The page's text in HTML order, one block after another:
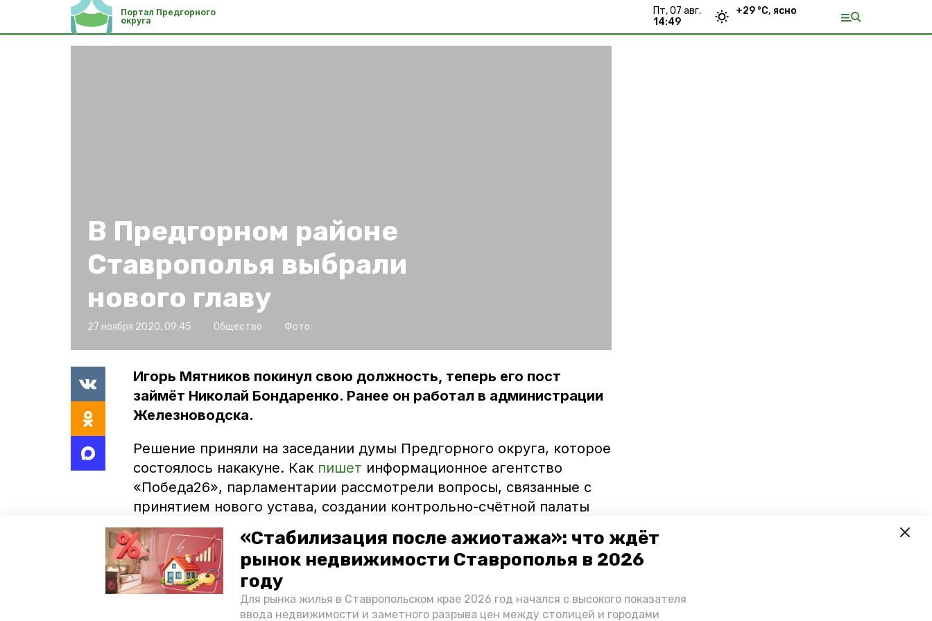
«Стабилизация после ажиотажа»: что ждёт
рынок недвижимости Ставрополья в 2026
году
Для рынка жилья в Ставропольском крае 2026 год начался с высокого показателя
ввода недвижимости и заметного разрыва цен между столицей и городами
Портал Предгорного
округа
пт, 07 авг.
14:49
+29 °С, ясно
В Предгорном районе
Ставрополья выбрали
нового главу
27 ноября 2020, 09:45 Общество Фото:
Игорь Мятников покинул свою должность, теперь его пост
займёт Николай Бондаренко. Ранее он работал в администрации
Железноводска.
Решение приняли на заседании думы Предгорного округа, которое
состоялось накакуне. Как пишет информационное агентство
«Победа26», парламентарии рассмотрели вопросы, связанные с
принятием нового устава, создании контрольно-счётной палаты
округа, формировании дорожного фонда и назначении публичных
слушаний по проекту бюджета.
Также они избрали новой главой округа Николая Бондаренко,
который до этого был первым заместителем главы